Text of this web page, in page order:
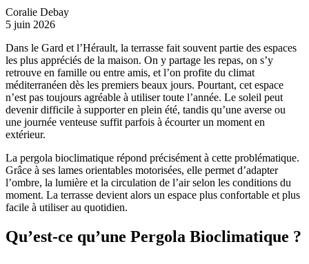
Coralie Debay
5 juin 2026
Dans le Gard et l’Hérault, la terrasse fait souvent partie des espaces
les plus appréciés de la maison. On y partage les repas, on s’y
retrouve en famille ou entre amis, et l’on profite du climat
méditerranéen dès les premiers beaux jours. Pourtant, cet espace
n’est pas toujours agréable à utiliser toute l’année. Le soleil peut
devenir difficile à supporter en plein été, tandis qu’une averse ou
une journée venteuse suffit parfois à écourter un moment en
extérieur.
La pergola bioclimatique répond précisément à cette problématique.
Grâce à ses lames orientables motorisées, elle permet d’adapter
l’ombre, la lumière et la circulation de l’air selon les conditions du
moment. La terrasse devient alors un espace plus confortable et plus
facile à utiliser au quotidien.
Qu’est-ce qu’une Pergola Bioclimatique ?